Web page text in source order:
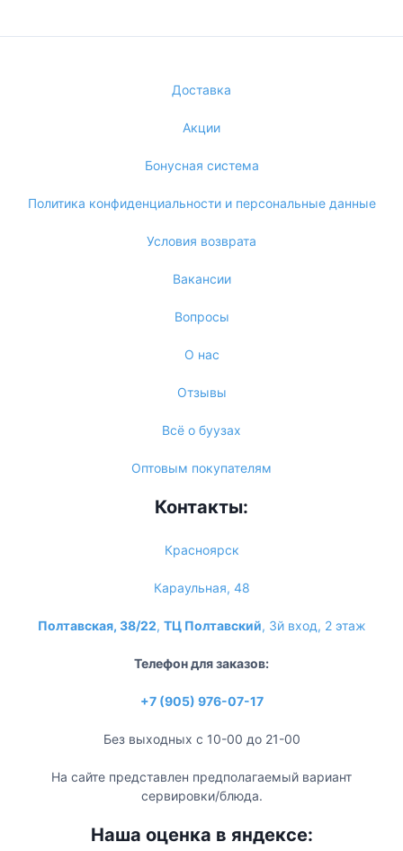
Доставка
Акции
Бонусная система
Политика конфиденциальности и персональные данные
Условия возврата
Вакансии
Вопросы
О нас
Отзывы
Всё о буузах
Оптовым покупателям
Контакты:
Красноярск
Караульная, 48
Полтавская, 38/22, ТЦ Полтавский, 3й вход, 2 этаж
Телефон для заказов:
+7 (905) 976-07-17
Без выходных с 10-00 до 21-00
На сайте представлен предполагаемый вариант
сервировки/блюда.
Наша оценка в яндексе: